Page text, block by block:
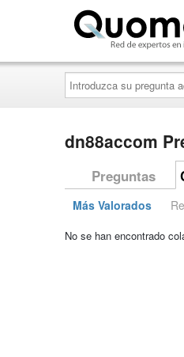
Introduzca
su
pregunta
aquí...
dn88accom
Preguntas
Más Valorados
No se han encontrado